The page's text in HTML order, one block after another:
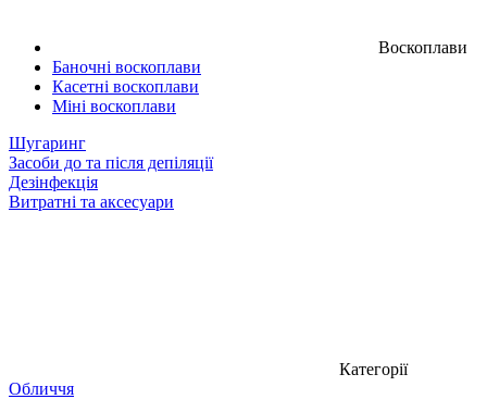
Воскоплави
Баночні воскоплави
Касетні воскоплави
Міні воскоплави
Шугаринг
Засоби до та після депіляції
Дезінфекція
Витратні та аксесуари
Категорії
Обличчя